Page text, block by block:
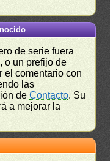
de serie fuera
o un prefijo de
el comentario con
las
deContacto. Su
a mejorar la